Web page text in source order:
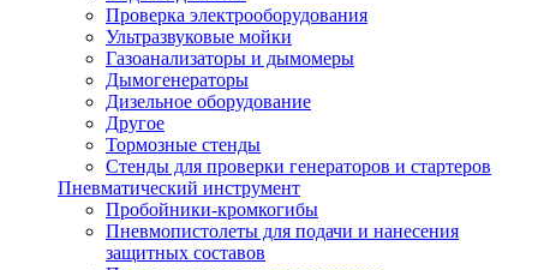
Проверка электрооборудования
Ультразвуковые мойки
Газоанализаторы и дымомеры
Дымогенераторы
Дизельное оборудование
Другое
Тормозные стенды
Стенды для проверки генераторов и стартеров
Пневматический инструмент
Пробойники-кромкогибы
Пневмопистолеты для подачи и нанесения
защитных составов